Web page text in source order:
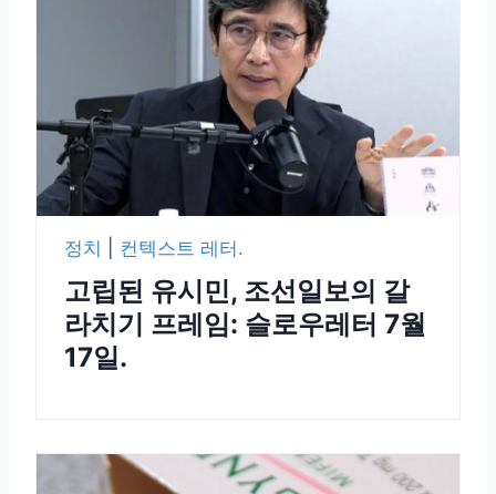
정치 컨텍스트 레터.
고립된 유시민, 조선일보의 갈
라치기 프레임: 슬로우레터 7월
17일.